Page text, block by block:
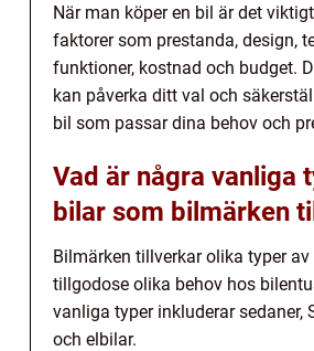
När man köper en bil är det
faktorer som prestanda, design,
funktioner, kostnad och budget.
kan påverka ditt val och
bil som passar dina behov och
Vad är några vanliga
bilar som bilmärken
Bilmärken tillverkar olika typer
tillgodose olika behov hos
vanliga typer inkluderar sedaner,
och elbilar.